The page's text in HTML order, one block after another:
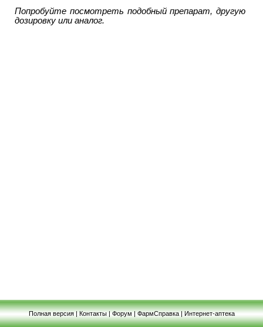
Попробуйте посмотреть подобный препарат, другую
дозировку или аналог.
Полная версия|Контакты|Форум|ФармСправка|Интернет-аптека